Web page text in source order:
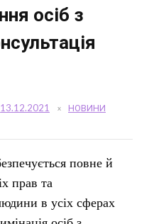
осіб з
13.12.2021 НОВИНИ
повне й
прав та
в усіх сферах